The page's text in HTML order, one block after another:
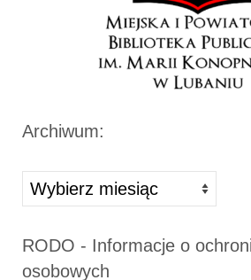
Archiwum:
Archiwa
RODO - Informacje o
osobowych